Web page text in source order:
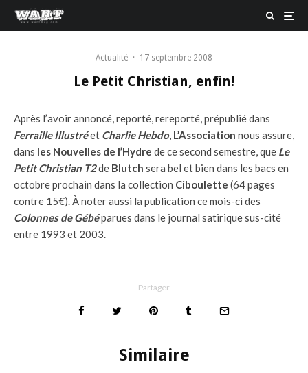
Actualité · 17 septembre 2008
Le Petit Christian, enfin!
Après l’avoir annoncé, reporté, rereporté, prépublié dans
Ferraille Illustréet Charlie Hebdo, L’Association nous assure,
dans les Nouvelles de l’Hydre de ce second semestre, que Le
Petit Christian T2de Blutch sera bel et bien dans les bacs en
octobre prochain dans la collection Ciboulette (64 pages
contre 15€). À noter aussi la publication ce mois-ci des
Colonnes de Gébéparues dans le journal satirique sus-cité
entre 1993 et 2003.
Partager
Similaire